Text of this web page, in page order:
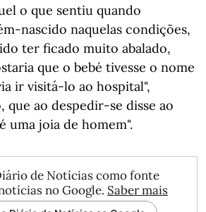
o que sentiu quando
nascido naquelas condições,
ter ficado muito abalado,
que o bebé tivesse o nome
ir visitá-lo ao hospital",
que ao despedir-se disse ao
uma joia de homem".
de Notícias como fonte
no Google. Saber mais